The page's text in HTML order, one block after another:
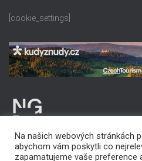
[cookie_settings]
Na našich webových stránkách
abychom vám poskytli co
zapamatujeme vaše preference